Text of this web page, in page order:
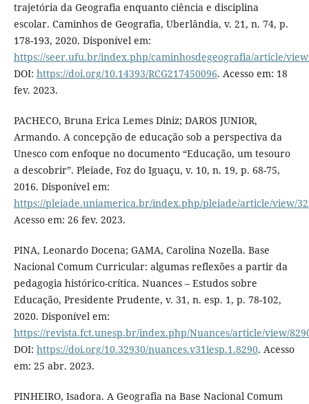
trajetória da Geografia enquanto ciência e disciplina
escolar. Caminhos de Geografia, Uberlândia, v. 21, n. 74, p.
178-193, 2020. Disponível em:
https://seer.ufu.br/index.php/caminhosdegeografia/article/
DOI: https://doi.org/10.14393/RCG217450096. Acesso em: 18
fev. 2023.
PACHECO, Bruna Erica Lemes Diniz; DAROS JUNIOR,
Armando. A concepção de educação sob a perspectiva da
Unesco com enfoque no documento “Educação, um tesouro
a descobrir”. Pleiade, Foz do Iguaçu, v. 10, n. 19, p. 68-75,
2016. Disponível em:
https://pleiade.uniamerica.br/index.php/pleiade/article/view/
Acesso em: 26 fev. 2023.
PINA, Leonardo Docena; GAMA, Carolina Nozella. Base
Nacional Comum Curricular: algumas reflexões a partir da
pedagogia histórico-crítica. Nuances – Estudos sobre
Educação, Presidente Prudente, v. 31, n. esp. 1, p. 78-102,
2020. Disponível em:
https://revista.fct.unesp.br/index.php/Nuances/article/view/
DOI: https://doi.org/10.32930/nuances.v31iesp.1.8290. Acesso
em: 25 abr. 2023.
PINHEIRO, Isadora. A Geografia na Base Nacional Comum